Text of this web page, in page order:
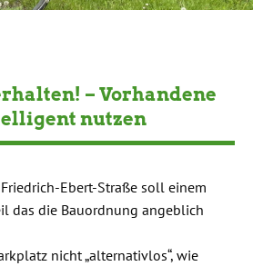
– Vorhandene
nutzen
Ebert-Straße soll einem
das die Bauordnung angeblich
nicht „alternativlos“, wie